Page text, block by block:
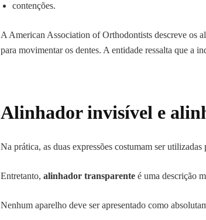
contenções.
A American Association of Orthodontists descreve os
para movimentar os dentes. A entidade ressalta que a
Alinhador invisível e
Na prática, as duas expressões costumam ser
Entretanto, alinhador transparente é uma descrição
Nenhum aparelho deve ser apresentado como